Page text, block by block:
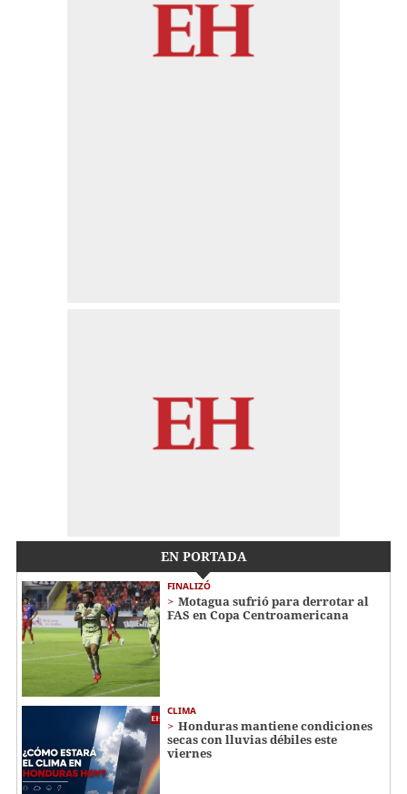
EN PORTADA
FINALIZÓ
Motagua sufrió para derrotar al
FAS en Copa Centroamericana
CLIMA
Honduras mantiene condiciones
secas con lluvias débiles este
viernes